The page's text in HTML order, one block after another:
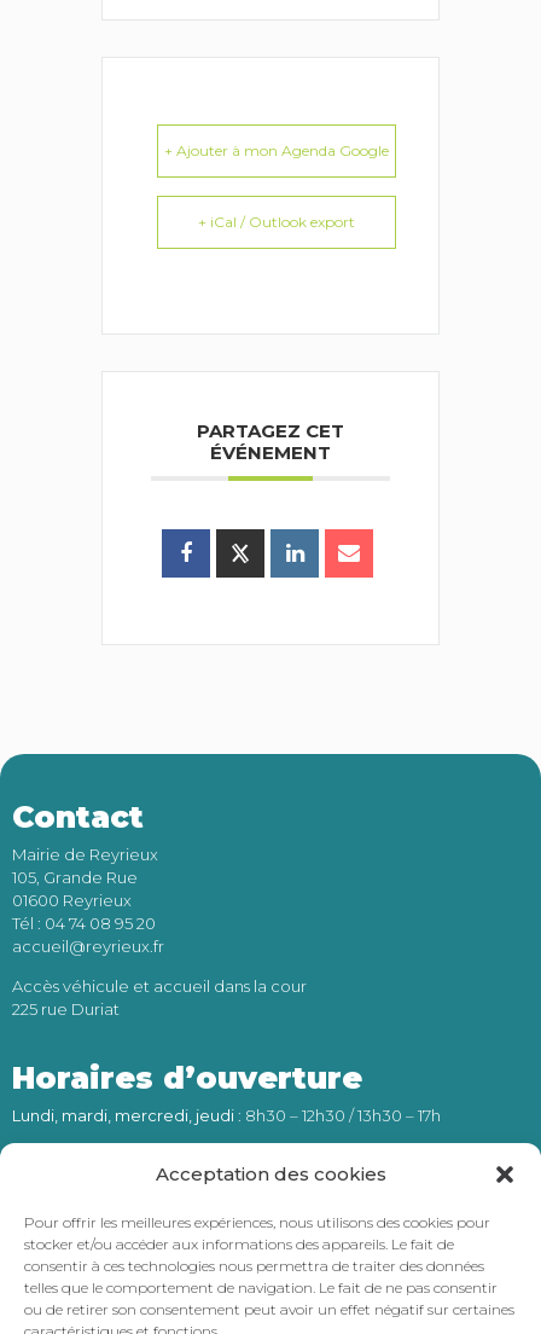
Acceptation des cookies
Pour offrir les meilleures expériences, nous utilisons des cookies pour
stocker et/ou accéder aux informations des appareils. Le fait de
consentir à ces technologies nous permettra de traiter des données
telles que le comportement de navigation. Le fait de ne pas consentir
ou de retirer son consentement peut avoir un effet négatif sur certaines
+ Ajouter à mon Agenda Google
+ iCal / Outlook export
PARTAGEZ CET
ÉVÉNEMENT
Contact
Mairie de Reyrieux
105, Grande Rue
01600 Reyrieux
Tél : 04 74 08 95 20
accueil@reyrieux.fr
Accès véhicule et accueil dans la cour
225 rue Duriat
Horaires d’ouverture
Lundi, mardi, mercredi, jeudi: 8h30 – 12h30 / 13h30 – 17h
Numéro d’astreinte (24h/24) :
06 66 62 28 24